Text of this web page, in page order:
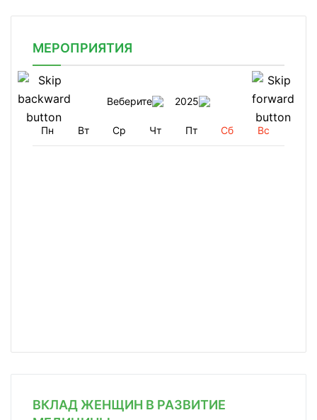
МЕРОПРИЯТИЯ
Веберите 2025
Пн Вт Ср Чт Пт Сб Вс
ВКЛАД ЖЕНЩИН В РАЗВИТИЕ